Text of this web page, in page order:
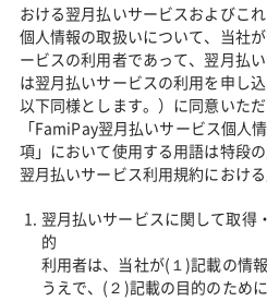
おける翌月払いサービスおよびこ
個人情報の取扱いについて、当社
ービスの利用者であって、翌月払
は翌月払いサービスの利用を申し
以下同様とします。）に同意いた
「FamiPay翌月払いサービス個人
項」において使用する用語は特段
翌月払いサービス利用規約におけ
翌月払いサービスに関して取得
的
利用者は、当社が(１)記載の情
うえで、(２)記載の目的のため